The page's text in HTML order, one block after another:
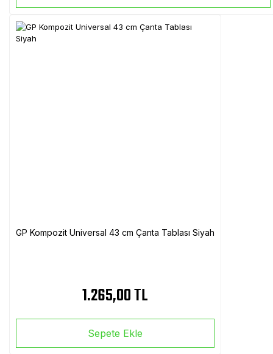
GP Kompozit Universal 43 cm Çanta Tablası Siyah
1.265,00 TL
Sepete Ekle